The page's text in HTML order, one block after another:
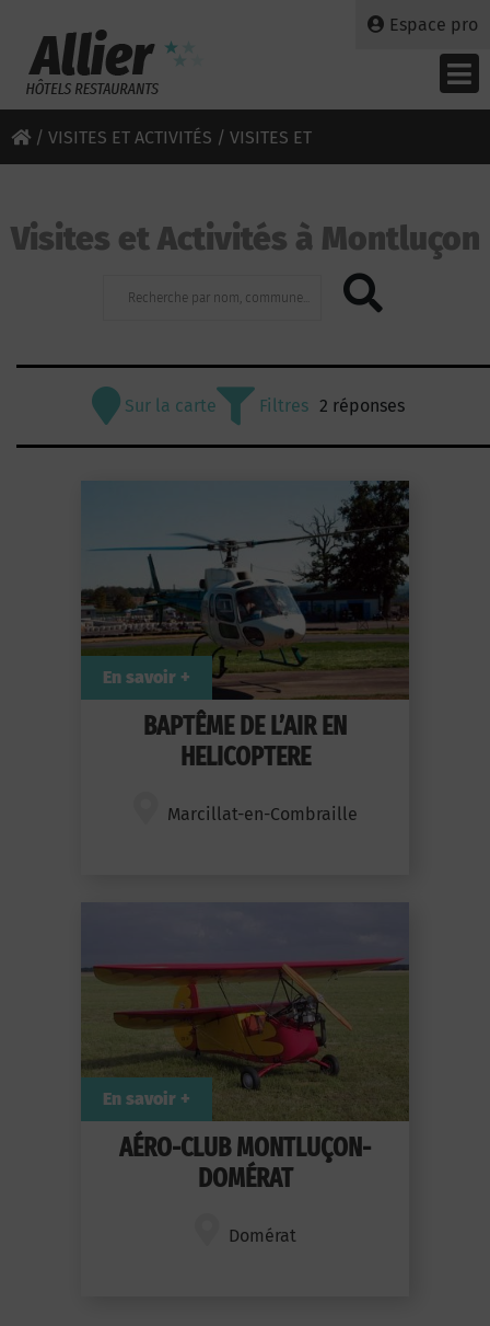
Espace pro
/ VISITES ET ACTIVITÉS / VISITES ET
Visites et Activités à Montluçon
Sur la carte Filtres 2 réponses
BAPTÊME DE L’AIR EN
HELICOPTERE
Marcillat-en-Combraille
En savoir +
AÉRO-CLUB MONTLUÇON-
DOMÉRAT
Domérat
En savoir +